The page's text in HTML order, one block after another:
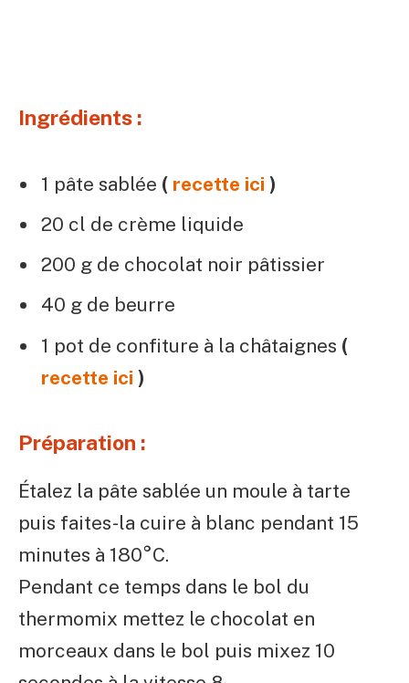
Ingrédients :
1 pâte sablée ( recette ici )
20 cl de crème liquide
200 g de chocolat noir pâtissier
40 g de beurre
1 pot de confiture à la châtaignes (
recette ici )
Préparation :
Étalez la pâte sablée un moule à tarte
puis faites-la cuire à blanc pendant 15
minutes à 180°C.
Pendant ce temps dans le bol du
thermomix mettez le chocolat en
morceaux dans le bol puis mixez 10